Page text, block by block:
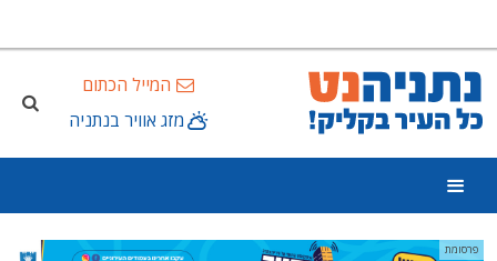
המייל הכתום
מזג אוויר בנתניה
פרסומת